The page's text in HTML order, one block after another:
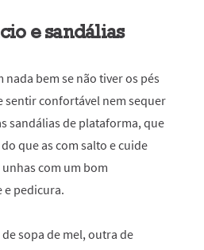
e sandálias
nada bem se não tiver os pés
sentir confortável nem sequer
sandálias de plataforma, que
que as com salto e cuide
com um bom
pedicura.
sopa de mel, outra de